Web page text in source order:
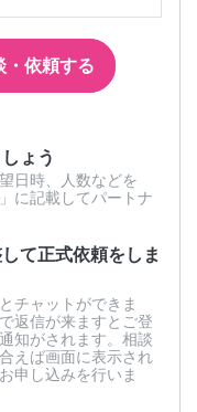
・依頼する
ょう
日時、人数などを
に記載してパートナ
て正式依頼をしま
チャットができま
返信が来ますとご登
知がされます。相談
えば画面に表示され
申し込みを行いま